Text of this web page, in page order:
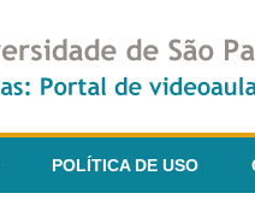
POLÍTICA DE USO